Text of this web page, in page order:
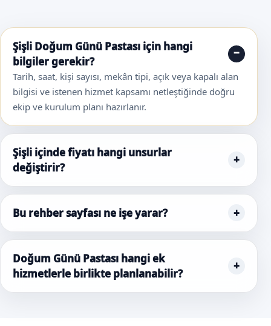
Şişli Doğum Günü Pastası için hangi
bilgiler gerekir?
Tarih, saat, kişi sayısı, mekân tipi, açık veya kapalı alan
bilgisi ve istenen hizmet kapsamı netleştiğinde doğru
ekip ve kurulum planı hazırlanır.
Şişli içinde fiyatı hangi unsurlar
değiştirir?
Bu rehber sayfası ne işe yarar?
Doğum Günü Pastası hangi ek
hizmetlerle birlikte planlanabilir?